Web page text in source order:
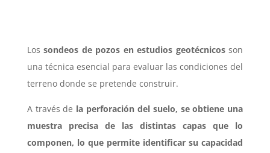
Lossondeos de pozos en estudios geotécnicosson
una técnica esencial para evaluar las condiciones del
terreno donde se pretende construir.
A través de la perforación del suelo, se obtiene una
muestra precisa de las distintas capas que lo
componen, lo que permite identificar su capacidad